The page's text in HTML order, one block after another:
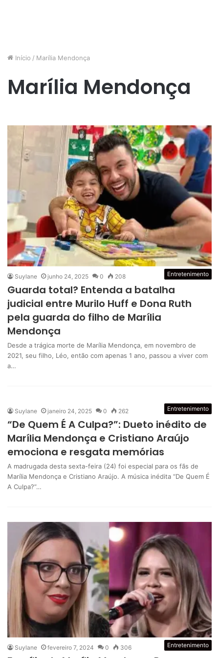
Início / Marília Mendonça
Marília Mendonça
Entretenimento
Suylane junho 24, 2025 0 208
Guarda total? Entenda a batalha
judicial entre Murilo Huff e Dona Ruth
pela guarda do filho de Marília
Mendonça
Desde a trágica morte de Marília Mendonça, em novembro de
2021, seu filho, Léo, então com apenas 1 ano, passou a viver com
a…
Entretenimento
Suylane janeiro 24, 2025 0 262
“De Quem É A Culpa?”: Dueto inédito de
Marília Mendonça e Cristiano Araújo
emociona e resgata memórias
A madrugada desta sexta-feira (24) foi especial para os fãs de
Marília Mendonça e Cristiano Araújo. A música inédita “De Quem É
A Culpa?”…
Entretenimento
Suylane fevereiro 7, 2024 0 306